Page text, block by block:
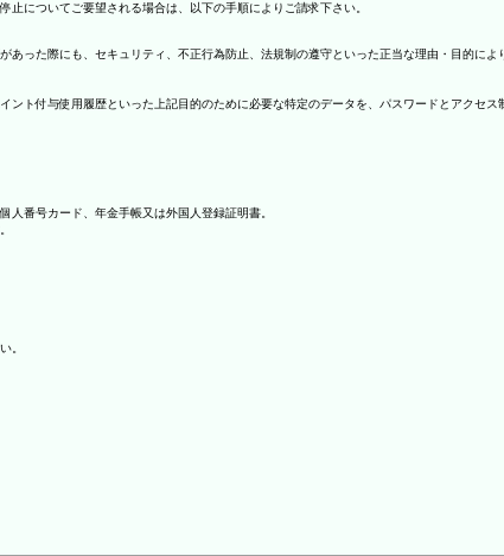
についてご要望される場合は、以下の手順によりご請求下さい。
った際にも、セキュリティ、不正行為防止、法規制の遵守といった正当な理由・目的に
ト付与使用履歴といった上記目的のために必要な特定のデータを、パスワードとアクセ
番号カード、年金手帳又は外国人登録証明書。
。